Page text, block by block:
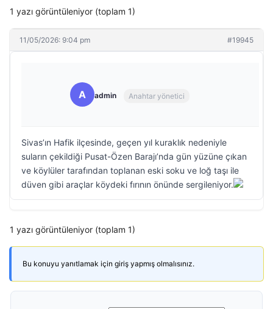
1 yazı görüntüleniyor (toplam 1)
11/05/2026: 9:04 pm #19945
A admin Anahtar yönetici
Sivas’ın Hafik ilçesinde, geçen yıl kuraklık nedeniyle
suların çekildiği Pusat-Özen Barajı’nda gün yüzüne çıkan
ve köylüler tarafından toplanan eski soku ve loğ taşı ile
düven gibi araçlar köydeki fırının önünde sergileniyor.
1 yazı görüntüleniyor (toplam 1)
Bu konuyu yanıtlamak için giriş yapmış olmalısınız.